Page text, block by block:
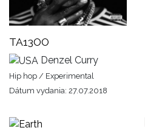
TA13OO
Denzel Curry
Hip hop / Experimental
Dátum vydania: 27.07.2018